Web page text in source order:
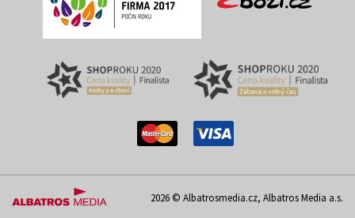
2026 © Albatrosmedia.cz, Albatros Media a.s.